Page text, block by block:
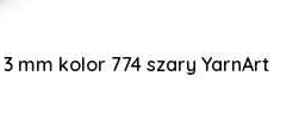
mm kolor 774 szary YarnArt